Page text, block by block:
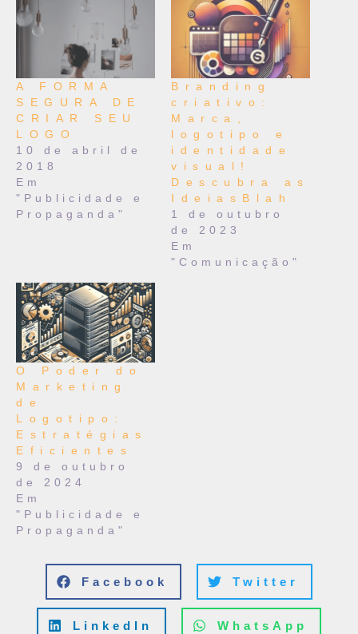
A FORMA
SEGURA DE
CRIAR SEU
LOGO
10 de abril de
2018
Em
"Publicidade e
Propaganda"
Branding
criativo:
Marca,
logotipo e
identidade
visual!
Descubra as
IdeiasBlah
1 de outubro
de 2023
Em
"Comunicação"
O Poder do
Marketing
de
Logotipo:
Estratégias
Eficientes
9 de outubro
de 2024
Em
"Publicidade e
Propaganda"
Facebook Twitter
LinkedIn WhatsApp